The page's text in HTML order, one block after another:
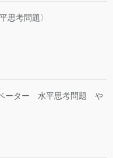
思考問題〉
ーター 水平思考問題 や